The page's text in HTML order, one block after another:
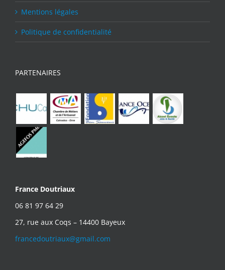
Mentions légales
Politique de confidentialité
PARTENAIRES
France Doutriaux
06 81 97 64 29
27, rue aux Coqs – 14400 Bayeux
francedoutriaux@gmail.com